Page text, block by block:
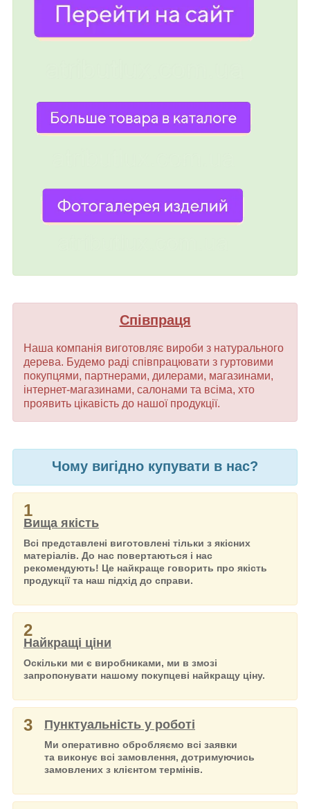
Співпраця
Наша компанія виготовляє вироби з натурального
дерева. Будемо раді співпрацювати з гуртовими
покупцями, партнерами, дилерами, магазинами,
інтернет-магазинами, салонами та всіма, хто
проявить цікавість до нашої продукції.
Чому вигідно купувати в нас?
1
Вища якість
Всі представлені виготовлені тільки з якісних
матеріалів. До нас повертаються і нас
рекомендують! Це найкраще говорить про якість
продукції та наш підхід до справи.
2
Найкращі ціни
Оскільки ми є виробниками, ми в змозі
запропонувати нашому покупцеві найкращу ціну.
3 Пунктуальність у роботі
Ми оперативно обробляємо всі заявки
та виконує всі замовлення, дотримуючись
замовлених з клієнтом термінів.